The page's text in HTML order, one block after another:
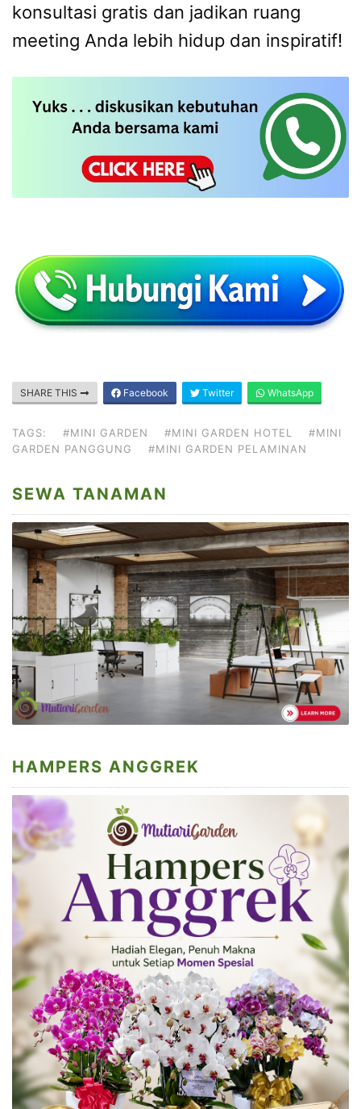
konsultasi gratis dan jadikan ruang
meeting Anda lebih hidup dan inspiratif!
SHARE THIS Facebook Twitter WhatsApp
TAGS: #MINI GARDEN #MINI GARDEN HOTEL
#MINI
GARDEN PANGGUNG
#MINI GARDEN PELAMINAN
SEWA TANAMAN
HAMPERS ANGGREK